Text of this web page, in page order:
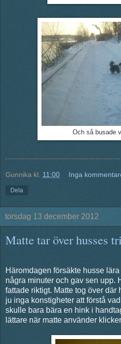
Och så busade
Gunnika kl. 11:00 Inga
Dela
torsdag 13 december 2012
Matte tar över husses
Häromdagen försäkte husse
några minuter och gav sen upp.
fattade riktigt. Matte tog över där
ju inga konstigheter att förstå
skulle bara bära en hink i
lättare när matte använder